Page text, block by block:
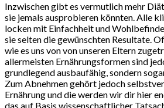
Inzwischen gibt es vermutlich mehr
sie jemals ausprobieren könnten. Alle
locken mit Einfachheit und
sie selten die gewünschten Resultate.
wie es uns von von unseren Eltern
allermeisten Ernährungsformen sind
grundlegend ausbaufähig, sondern
Zum Abnehmen gehört jedoch
Ernährung und die werden wir dir hier
das auf Basis wissenschaftlicher